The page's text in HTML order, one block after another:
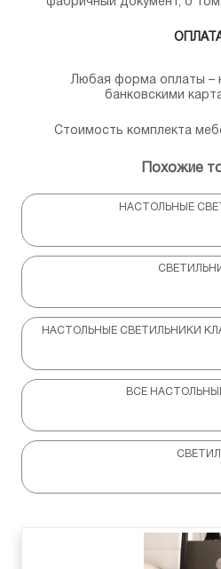
Любая форма оплаты –
банковскими
Стоимость комплекта
Похожие
НАСТОЛЬНЫЕ
НАСТОЛЬНЫЕ СВЕТИЛЬНИКИ
ВСЕ